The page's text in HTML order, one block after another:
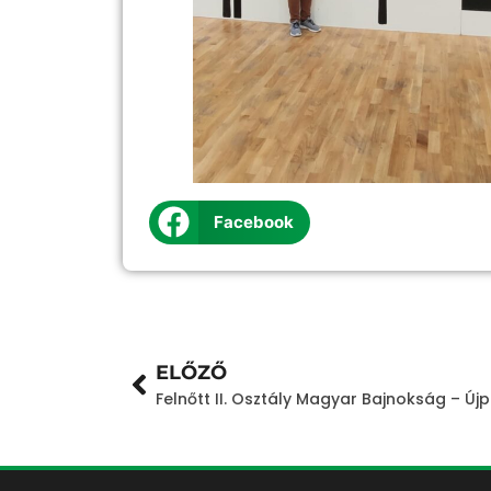
Facebook
ELŐZŐ
Felnőtt II. Osztály Magyar Bajnokság –